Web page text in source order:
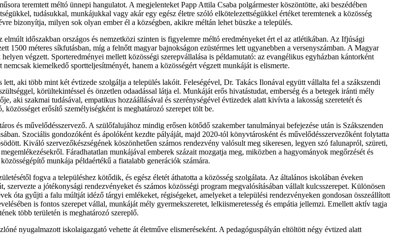
teremtett méltó ünnepi hangulatot. A megjelenteket Papp Attila Csaba polgármester köszöntötte, aki beszédében
tudásukkal, munkájukkal vagy akár egy egész életre szóló elkötelezettségükkel értéket teremtenek a közösség
bizonyítja, milyen sok olyan ember él a községben, akikre méltán lehet büszke a település.
időszakban országos és nemzetközi szinten is figyelemre méltó eredményeket ért el az atlétikában. Az Ifjúsági
1500 méteres síkfutásban, míg a felnőtt magyar bajnokságon ezüstérmes lett ugyanebben a versenyszámban. A Magyar
végzett. Sporteredményei mellett közösségi szerepvállalása is példamutató: az evangélikus egyházban kántorként
kiemelkedő sportteljesítményét, hanem a közösségért végzett munkáját is elismerte.
aki több mint két évtizede szolgálja a település lakóit. Feleségével, Dr. Takács Ilonával együtt vállalta fel a szákszendi
körültekintéssel és önzetlen odaadással látja el. Munkáját erős hivatástudat, emberség és a betegek iránti mély
aki szakmai tudásával, empatikus hozzáállásával és szerénységével évtizedek alatt kivívta a lakosság szeretetét és
erősítő személyiségként is meghatározó szerepet tölt be.
és művelődésszervező. A szülőfalujához mindig erősen kötődő szakember tanulmányai befejezése után is Szákszenden
Szociális gondozóként és ápolóként kezdte pályáját, majd 2020-tól könyvtárosként és művelődésszervezőként folytatta
Kiváló szervezőkészségének köszönhetően számos rendezvény valósult meg sikeresen, legyen szó falunapról, szüreti,
Fáradhatatlan munkájával emberek százait mozgatja meg, miközben a hagyományok megőrzését és
munkája példaértékű a fiatalabb generációk számára.
fogva a településhez kötődik, és egész életét áthatotta a közösség szolgálata. Az általános iskolában éveken
a jótékonysági rendezvényeket és számos közösségi program megvalósításában vállalt kulcsszerepet. Különösen
óta gyűjti a falu múltját idéző tárgyi emlékeket, régiségeket, amelyeket a települési rendezvényeken gondosan összeállított
is fontos szerepet vállal, munkáját mély gyermekszeretet, lelkiismeretesség és empátia jellemzi. Emellett aktív tagja
több területén is meghatározó szereplő.
nyugalmazott iskolaigazgató vehette át életműve elismeréseként. A pedagóguspályán eltöltött négy évtized alatt